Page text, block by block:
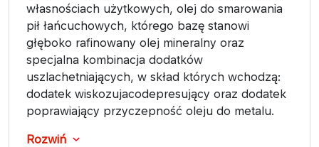
własnościach użytkowych, olej do smarowania
pił łańcuchowych, którego bazę stanowi
głęboko rafinowany olej mineralny oraz
specjalna kombinacja dodatków
uszlachetniających, w skład których wchodzą:
dodatek wiskozujacodepresujący oraz dodatek
poprawiający przyczepność oleju do metalu.
Rozwiń